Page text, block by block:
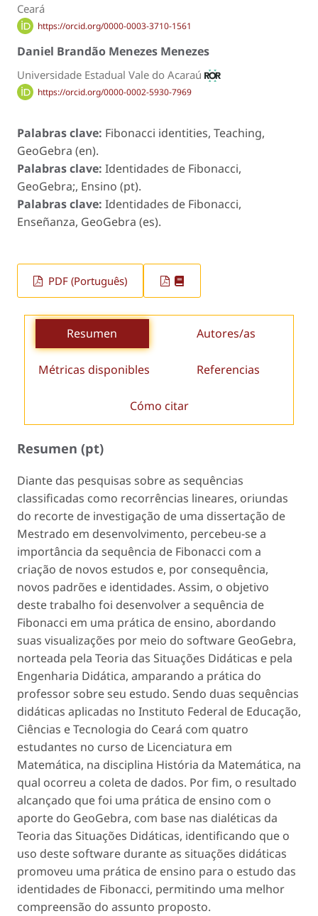
Ceará
https://orcid.org/0000-0003-3710-1561
Daniel Brandão Menezes Menezes
Universidade Estadual Vale do Acaraú
https://orcid.org/0000-0002-5930-7969
Palabras clave: Fibonacci identities, Teaching,
GeoGebra (en).
Palabras clave: Identidades de Fibonacci,
GeoGebra;, Ensino (pt).
Palabras clave: Identidades de Fibonacci,
Enseñanza, GeoGebra (es).
PDF (Português)
Resumen Autores/as
Métricas disponibles Referencias
Cómo citar
Resumen (pt)
Diante das pesquisas sobre as sequências
classificadas como recorrências lineares, oriundas
do recorte de investigação de uma dissertação de
Mestrado em desenvolvimento, percebeu-se a
importância da sequência de Fibonacci com a
criação de novos estudos e, por consequência,
novos padrões e identidades. Assim, o objetivo
deste trabalho foi desenvolver a sequência de
Fibonacci em uma prática de ensino, abordando
suas visualizações por meio do software GeoGebra,
norteada pela Teoria das Situações Didáticas e pela
Engenharia Didática, amparando a prática do
professor sobre seu estudo. Sendo duas sequências
didáticas aplicadas no Instituto Federal de Educação,
Ciências e Tecnologia do Ceará com quatro
estudantes no curso de Licenciatura em
Matemática, na disciplina História da Matemática, na
qual ocorreu a coleta de dados. Por fim, o resultado
alcançado que foi uma prática de ensino com o
aporte do GeoGebra, com base nas dialéticas da
Teoria das Situações Didáticas, identificando que o
uso deste software durante as situações didáticas
promoveu uma prática de ensino para o estudo das
identidades de Fibonacci, permitindo uma melhor
compreensão do assunto proposto.